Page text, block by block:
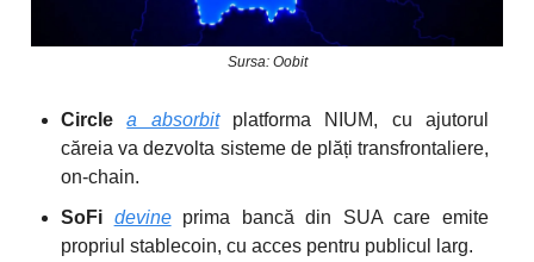
Sursa: Oobit
Circle a absorbitplatforma NIUM, cu ajutorul
căreia va dezvolta sisteme de plăți transfrontaliere,
on-chain.
SoFi devineprima bancă din SUA care emite
propriul stablecoin, cu acces pentru publicul larg.